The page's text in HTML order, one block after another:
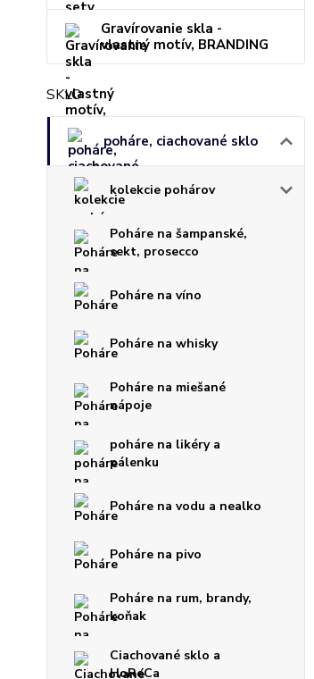
Gravírovanie skla -
vlastný motív, BRANDING
SKLO
poháre, ciachované sklo
kolekcie pohárov
Poháre na šampanské,
sekt, prosecco
Poháre na víno
Poháre na whisky
Poháre na miešané
nápoje
poháre na likéry a
pálenku
Poháre na vodu a nealko
Poháre na pivo
Poháre na rum, brandy,
koňak
Ciachované sklo a
HoReCa